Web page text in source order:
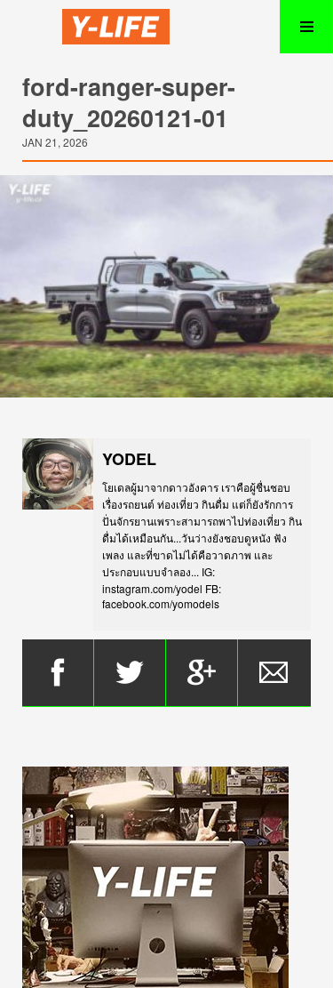
ford-ranger-super-
duty_20260121-01
JAN 21, 2026
YODEL
โยเดลผู้มาจากดาวอังคาร เราคือผู้ชื่นชอบ
เรื่องรถยนต์ ท่องเที่ยว กินดื่ม แต่ก็ยังรักการ
ปั่นจักรยานเพราะสามารถพาไปท่องเที่ยว กิน
ดื่มได้เหมือนกัน...วันว่างยังชอบดูหนัง ฟัง
เพลง และที่ขาดไม่ได้คือวาดภาพ และ
ประกอบแบบจำลอง... IG:
instagram.com/yodel FB:
facebook.com/yomodels